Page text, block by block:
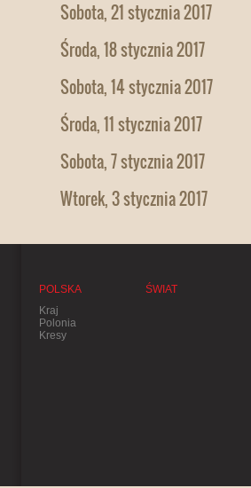
Sobota, 21 stycznia 2017
Środa, 18 stycznia 2017
Sobota, 14 stycznia 2017
Środa, 11 stycznia 2017
Sobota, 7 stycznia 2017
Wtorek, 3 stycznia 2017
POLSKA
Kraj
Polonia
Kresy
ŚWIAT